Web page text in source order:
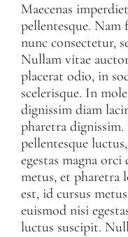
Maecenas
pellentesque.
nunc consectetur,
Nullam vitae
placerat odio, in
scelerisque. In
dignissim diam
pharetra dignissim.
pellentesque
egestas magna
metus, et pharetra
est, id cursus
euismod nisi
luctus suscipit.